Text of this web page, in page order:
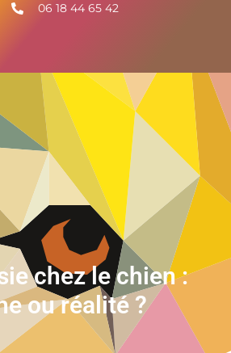
06 18 44 65 42
chez le chien :
ou réalité ?